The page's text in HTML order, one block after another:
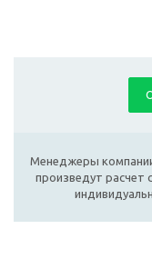
Менеджеры
произведут расчет